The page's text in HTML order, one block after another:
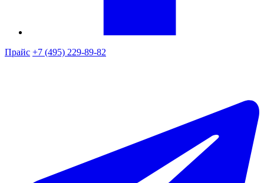
Прайс +7 (495) 229-89-82